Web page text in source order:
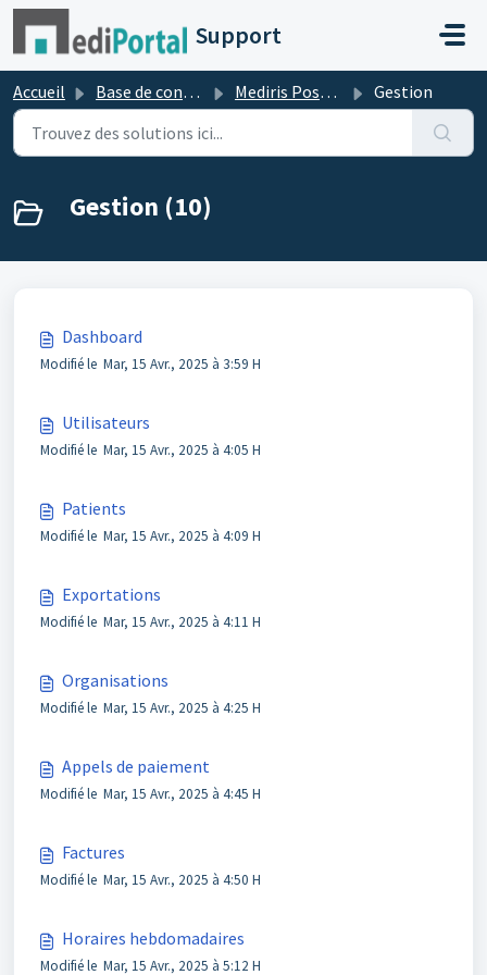
Passer au contenu principal
Support
Accueil Base de connaissances Mediris Poste de Garde Gestion
Gestion (10)
Dashboard
Modifié le Mar, 15 Avr., 2025 à 3:59 H
Utilisateurs
Modifié le Mar, 15 Avr., 2025 à 4:05 H
Patients
Modifié le Mar, 15 Avr., 2025 à 4:09 H
Exportations
Modifié le Mar, 15 Avr., 2025 à 4:11 H
Organisations
Modifié le Mar, 15 Avr., 2025 à 4:25 H
Appels de paiement
Modifié le Mar, 15 Avr., 2025 à 4:45 H
Factures
Modifié le Mar, 15 Avr., 2025 à 4:50 H
Horaires hebdomadaires
Modifié le Mar, 15 Avr., 2025 à 5:12 H